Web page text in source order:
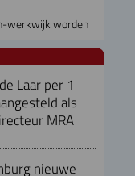
werkwijk worden
Laar per 1
als
MRA
nieuwe